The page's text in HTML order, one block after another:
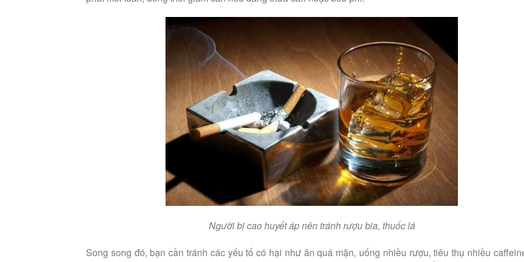
Người bị cao huyết áp nên tránh rượu bia, thuốc lá
Song song đó, bạn cần tránh các yếu tố có hại như ăn quá mặn, uống nhiều rượu, tiêu thụ nhiều